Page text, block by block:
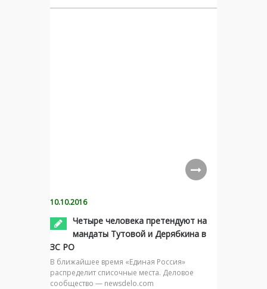
10.10.2016
Четыре человека претендуют на
мандаты Тутовой и Дерябкина в
ЗС РО
В ближайшее время «Единая Россия»
распределит списочные места. Деловое
сообщество — newsdelo.com